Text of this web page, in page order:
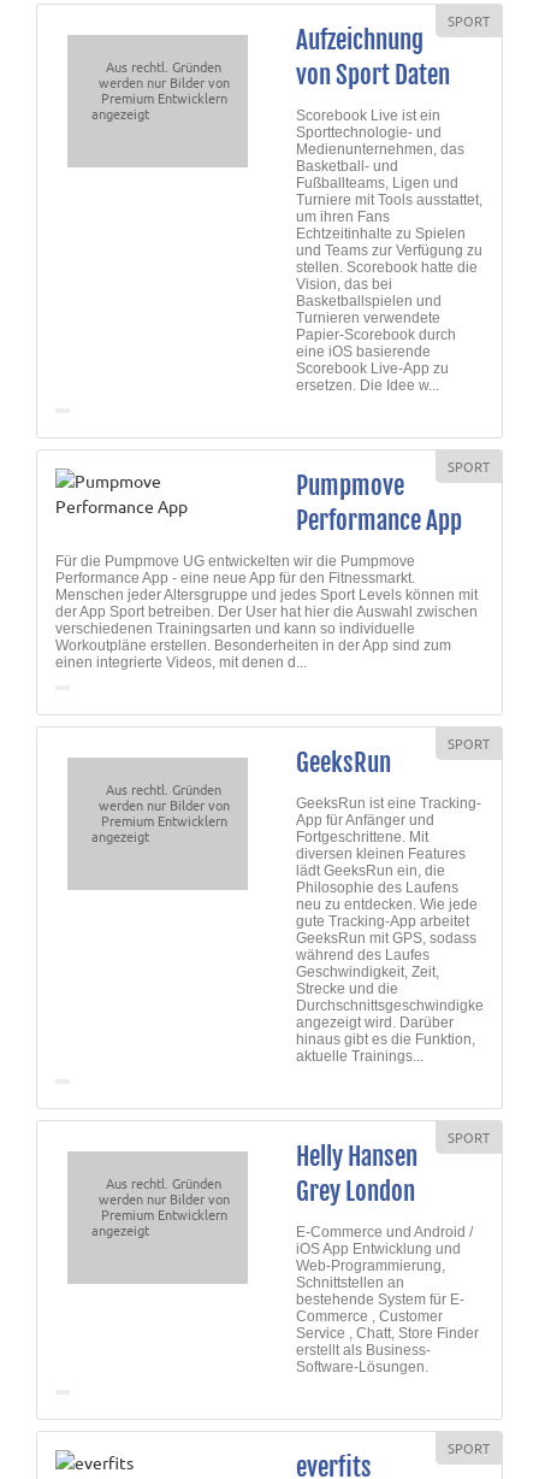
Aus rechtl. Gründen
werden nur Bilder von
Premium Entwicklern
angezeigt
SPORT
Aufzeichnung
von Sport Daten
Scorebook Live ist ein
Sporttechnologie- und
Medienunternehmen, das
Basketball- und
Fußballteams, Ligen und
Turniere mit Tools ausstattet,
um ihren Fans
Echtzeitinhalte zu Spielen
und Teams zur Verfügung zu
stellen. Scorebook hatte die
Vision, das bei
Basketballspielen und
Turnieren verwendete
Papier-Scorebook durch
eine iOS basierende
Scorebook Live-App zu
ersetzen. Die Idee w...
SPORT
Pumpmove
Performance App
Für die Pumpmove UG entwickelten wir die Pumpmove
Performance App - eine neue App für den Fitnessmarkt.
Menschen jeder Altersgruppe und jedes Sport Levels können mit
der App Sport betreiben. Der User hat hier die Auswahl zwischen
verschiedenen Trainingsarten und kann so individuelle
Workoutpläne erstellen. Besonderheiten in der App sind zum
einen integrierte Videos, mit denen d...
Aus rechtl. Gründen
werden nur Bilder von
Premium Entwicklern
angezeigt
SPORT
GeeksRun
GeeksRun ist eine Tracking-
App für Anfänger und
Fortgeschrittene. Mit
diversen kleinen Features
lädt GeeksRun ein, die
Philosophie des Laufens
neu zu entdecken. Wie jede
gute Tracking-App arbeitet
GeeksRun mit GPS, sodass
während des Laufes
Geschwindigkeit, Zeit,
Strecke und die
Durchschnittsgeschwindigkeit
angezeigt wird. Darüber
hinaus gibt es die Funktion,
aktuelle Trainings...
Aus rechtl. Gründen
werden nur Bilder von
Premium Entwicklern
angezeigt
SPORT
Helly Hansen
Grey London
E-Commerce und Android /
iOS App Entwicklung und
Web-Programmierung,
Schnittstellen an
bestehende System für E-
Commerce , Customer
Service , Chatt, Store Finder
erstellt als Business-
Software-Lösungen.
SPORT
everfits